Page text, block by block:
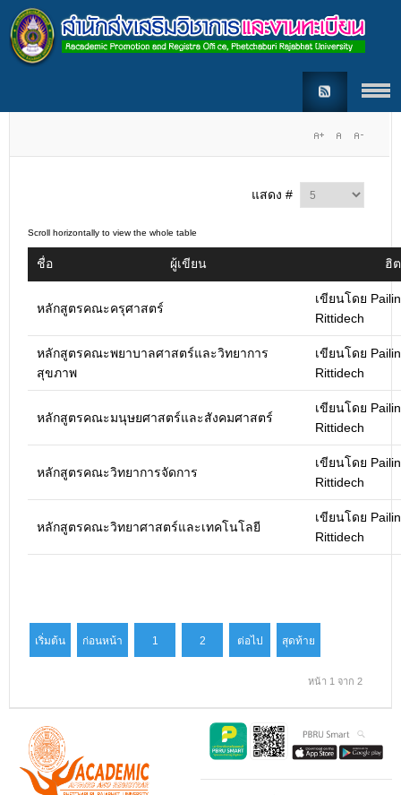
แสดง #
ชื่อ ผู้เขียน ฮิต
หลักสูตรคณะครุศาสตร์
เขียนโดย Pailin
Rittidech
หลักสูตรคณะพยาบาลศาสตร์และวิทยาการ
สุขภาพ
เขียนโดย Pailin
Rittidech
หลักสูตรคณะมนุษยศาสตร์และสังคมศาสตร์
เขียนโดย Pailin
Rittidech
หลักสูตรคณะวิทยาการจัดการ
เขียนโดย Pailin
Rittidech
หลักสูตรคณะวิทยาศาสตร์และเทคโนโลยี
เขียนโดย Pailin
Rittidech
เริ่มต้น ก่อนหน้า 1 2 ต่อไป สุดท้าย
หน้า 1 จาก 2